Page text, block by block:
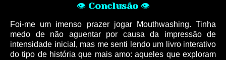
👁 Conclusão 👁
Foi-me um imenso prazer jogar Mouthwashing. Tinha
medo de não aguentar por causa da impressão de
intensidade inicial, mas me senti lendo um livro interativo
do tipo de história que mais amo: aqueles que exploram